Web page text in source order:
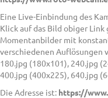
Eine Live-Einbindung des
Klick auf das Bild obiger
Momentanbilder mit
verschiedenen Auflösungen
180.jpg (180x101), 240.jpg
400.jpg (400x225), 640.jpg
Die Adresse ist: https://